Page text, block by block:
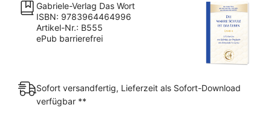
–
Gabriele-Verlag Das Wort
ISBN: 9783964464996
Artikel-Nr.: B555
ePub barrierefrei
Sofort versandfertig, Lieferzeit als Sofort-Download
verfügbar **